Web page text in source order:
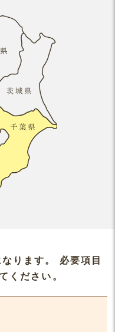
ります。 必要項目
ください。